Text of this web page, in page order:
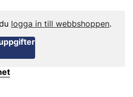
logga in till webbshoppen.